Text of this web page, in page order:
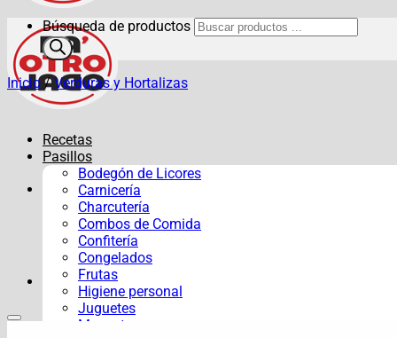
Recetas
Pasillos
Bodegón de Licores
Carnicería
Charcutería
Combos de Comida
Confitería
Congelados
Frutas
Higiene personal
Juguetes
Mascotas
Búsqueda de productos
Inicio / Verduras y Hortalizas